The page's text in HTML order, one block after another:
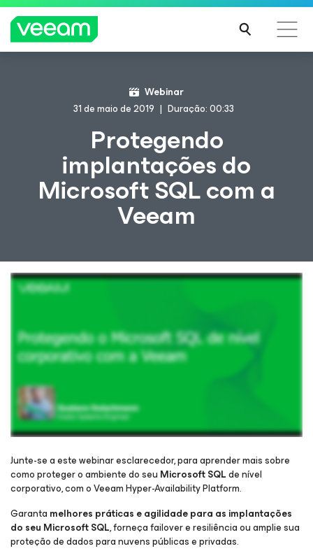
Orientações da Veeam para os clientes afetados
pela atualização de conteúdo da CrowdStrike
Webinar
31 de maio de 2019
Duração: 00:33
Protegendo
implantações do
Microsoft SQL com a
Veeam
Inscreva-se para ganhar acesso e assista ao webinar
Junte-se a este webinar esclarecedor, para aprender mais sobre
como proteger o ambiente do seu Microsoft SQLde nível
corporativo, com o Veeam Hyper-Availability Platform.
Garanta melhores práticas e agilidade para as implantações
do seu Microsoft SQL, forneça failover e resiliência ou amplie sua
proteção de dados para nuvens públicas e privadas.